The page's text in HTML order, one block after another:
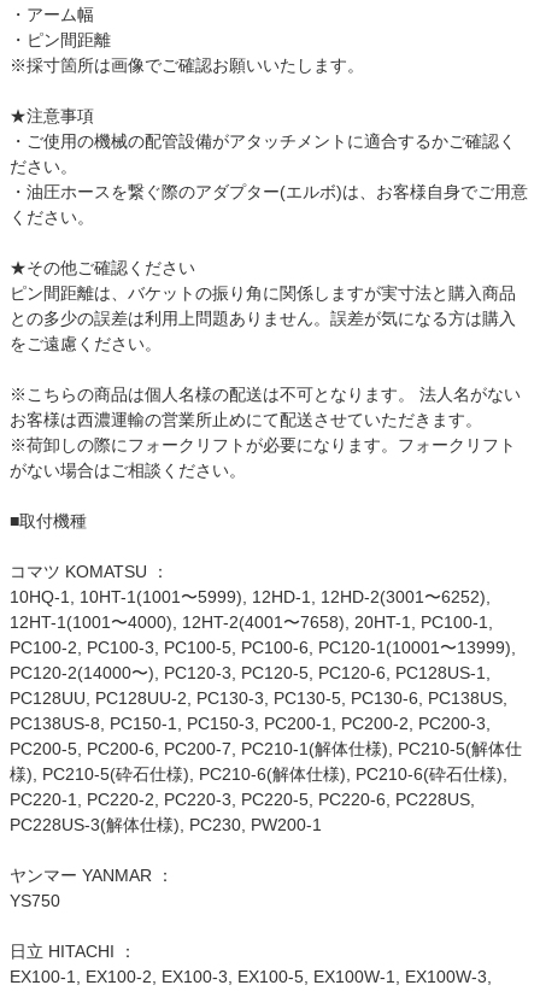
・アーム幅
・ピン間距離
※採寸箇所は画像でご確認お願いいたします。
★注意事項
・ご使用の機械の配管設備がアタッチメントに適合するかご確認く
ださい。
・油圧ホースを繋ぐ際のアダプター(エルボ)は、お客様自身でご用意
ください。
★その他ご確認ください
ピン間距離は、バケットの振り角に関係しますが実寸法と購入商品
との多少の誤差は利用上問題ありません。誤差が気になる方は購入
をご遠慮ください。
※こちらの商品は個人名様の配送は不可となります。 法人名がない
お客様は西濃運輸の営業所止めにて配送させていただきます。
※荷卸しの際にフォークリフトが必要になります。フォークリフト
がない場合はご相談ください。
■取付機種
コマツ KOMATSU ：
10HQ-1, 10HT-1(1001〜5999), 12HD-1, 12HD-2(3001〜6252),
12HT-1(1001〜4000), 12HT-2(4001〜7658), 20HT-1, PC100-1,
PC100-2, PC100-3, PC100-5, PC100-6, PC120-1(10001〜13999),
PC120-2(14000〜), PC120-3, PC120-5, PC120-6, PC128US-1,
PC128UU, PC128UU-2, PC130-3, PC130-5, PC130-6, PC138US,
PC138US-8, PC150-1, PC150-3, PC200-1, PC200-2, PC200-3,
PC200-5, PC200-6, PC200-7, PC210-1(解体仕様), PC210-5(解体仕
様), PC210-5(砕石仕様), PC210-6(解体仕様), PC210-6(砕石仕様),
PC220-1, PC220-2, PC220-3, PC220-5, PC220-6, PC228US,
PC228US-3(解体仕様), PC230, PW200-1
ヤンマー YANMAR ：
YS750
日立 HITACHI ：
EX100-1, EX100-2, EX100-3, EX100-5, EX100W-1, EX100W-3,